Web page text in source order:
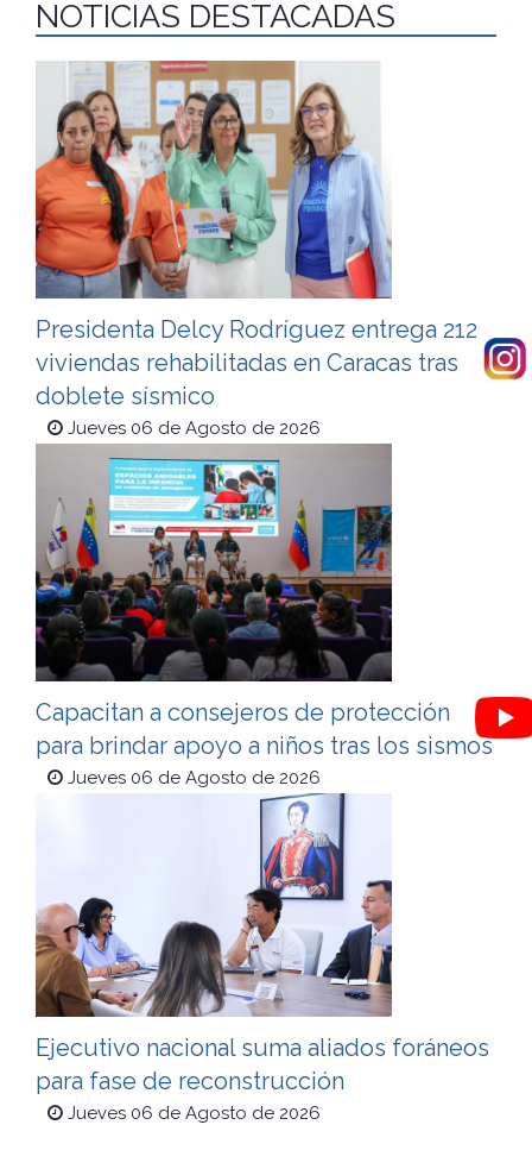
NOTICIAS DESTACADAS
Presidenta Delcy Rodríguez entrega 212
viviendas rehabilitadas en Caracas tras
doblete sísmico
Jueves 06 de Agosto de 2026
Capacitan a consejeros de protección
para brindar apoyo a niños tras los sismos
Jueves 06 de Agosto de 2026
Ejecutivo nacional suma aliados foráneos
para fase de reconstrucción
Jueves 06 de Agosto de 2026